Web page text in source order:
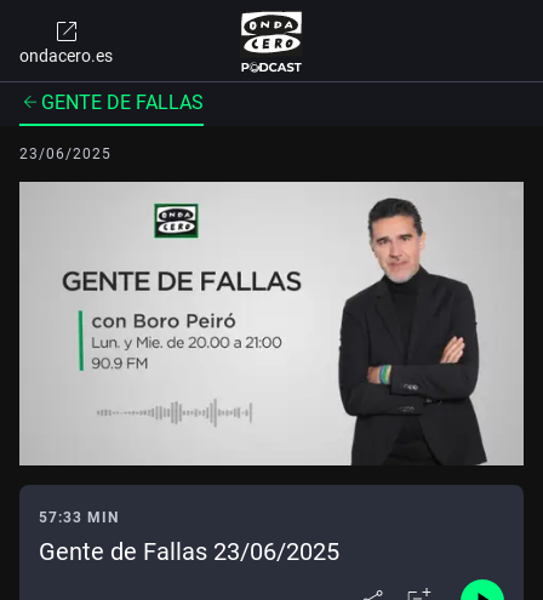
ondacero.es
GENTE DE FALLAS
23/06/2025
57:33 MIN
Gente de Fallas 23/06/2025